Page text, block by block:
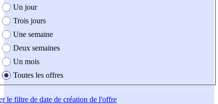
création de l'offre
Un jour
Trois jours
Une semaine
Deux semaines
Un mois
Toutes les offres
le filtre de date de création de l'offre